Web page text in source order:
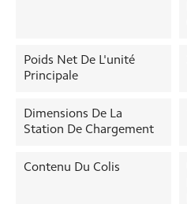
Poids Net De L'unité
Principale
Dimensions De La
Station De Chargement
Contenu Du Colis